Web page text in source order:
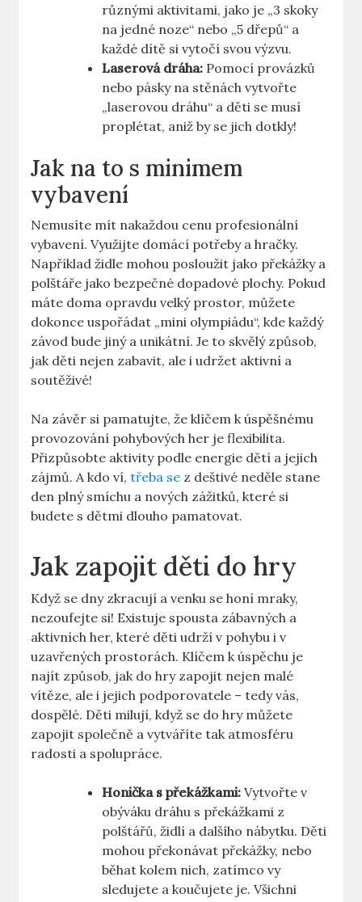
různými aktivitami, jako je „3 skoky
na jedné noze“ nebo „5 dřepů“ a
každé dítě si vytočí svou výzvu.
Laserová dráha: Pomocí provázků
nebo pásky na stěnách vytvořte
„laserovou dráhu“ a děti se musí
proplétat, aniž by se jich dotkly!
Jak na to s minimem
vybavení
Nemusíte mít nakaždou cenu profesionální
vybavení. Využijte domácí potřeby a hračky.
Například židle mohou posloužit jako překážky a
polštáře jako bezpečné dopadové plochy. Pokud
máte doma opravdu velký prostor, můžete
dokonce uspořádat „mini olympiádu“, kde každý
závod bude jiný a unikátní. Je to skvělý způsob,
jak děti nejen zabavit, ale i udržet aktivní a
soutěživé!
Na závěr si pamatujte, že klíčem k úspěšnému
provozování pohybových her je flexibilita.
Přizpůsobte aktivity podle energie dětí a jejich
zájmů. A kdo ví,třeba se z deštivé neděle stane
den plný smíchu a nových zážitků, které si
budete s dětmi dlouho pamatovat.
Jak zapojit děti do hry
Když se dny zkracují a venku se honí mraky,
nezoufejte si! Existuje spousta zábavných a
aktivních her, které děti udrží v pohybu i v
uzavřených prostorách. Klíčem k úspěchu je
najít způsob, jak do hry zapojit nejen malé
vítěze, ale i jejich podporovatele – tedy vás,
dospělé. Děti milují, když se do hry můžete
zapojit společně a vytváříte tak atmosféru
radosti a spolupráce.
Honička s překážkami: Vytvořte v
obýváku dráhu s překážkami z
polštářů, židlí a dalšího nábytku. Děti
mohou překonávat překážky, nebo
běhat kolem nich, zatímco vy
sledujete a koučujete je. Všichni